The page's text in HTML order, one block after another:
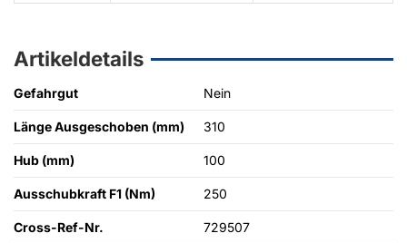
Artikeldetails
Gefahrgut Nein
Länge Ausgeschoben (mm) 310
Hub (mm) 100
Ausschubkraft F1 (Nm) 250
Cross-Ref-Nr. 729507